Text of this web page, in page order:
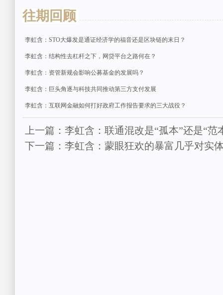
往期回顾
李虹含：STO大爆发是通证经济学的福音还是区块链的末日？
李虹含：结构性去杠杆之下，网贷平台之路何在？
李虹含：资管新规会影响公募基金的发展吗？
李虹含：巨头角逐与科技共同推动第三方支付发展
李虹含：互联网金融如何打好政府工作报告要求的三大战役？
上一篇：李虹含：联通混改是“孤本”还是“范
下一篇：李虹含：蒙眼狂欢的暴富几乎对实